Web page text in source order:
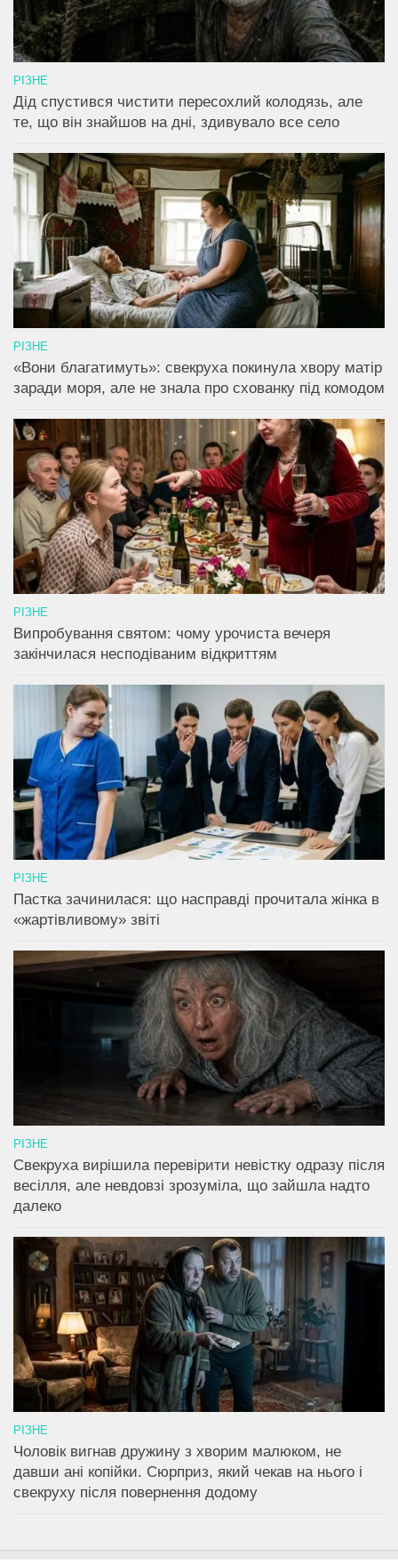
РІЗНЕ
Дід спустився чистити пересохлий колодязь, але
те, що він знайшов на дні, здивувало все село
РІЗНЕ
«Вони благатимуть»: свекруха покинула хвору матір
заради моря, але не знала про схованку під комодом
РІЗНЕ
Випробування святом: чому урочиста вечеря
закінчилася несподіваним відкриттям
РІЗНЕ
Пастка зачинилася: що насправді прочитала жінка в
«жартівливому» звіті
РІЗНЕ
Свекруха вирішила перевірити невістку одразу після
весілля, але невдовзі зрозуміла, що зайшла надто
далеко
РІЗНЕ
Чоловік вигнав дружину з хворим малюком, не
давши ані копійки. Сюрприз, який чекав на нього і
свекруху після повернення додому